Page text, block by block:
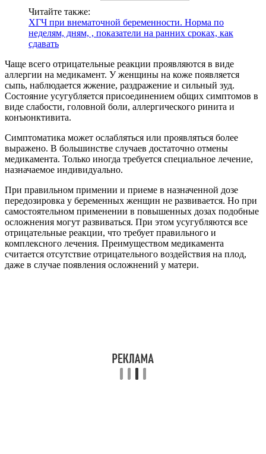
Читайте также:
ХГЧ при внематочной беременности. Норма по
неделям, дням, , показатели на ранних сроках, как
сдавать
Чаще всего отрицательные реакции проявляются в виде
аллергии на медикамент. У женщины на коже появляется
сыпь, наблюдается жжение, раздражение и сильный зуд.
Состояние усугубляется присоединением общих симптомов в
виде слабости, головной боли, аллергического ринита и
конъюнктивита.
Симптоматика может ослабляться или проявляться более
выражено. В большинстве случаев достаточно отмены
медикамента. Только иногда требуется специальное лечение,
назначаемое индивидуально.
При правильном примении и приеме в назначенной дозе
передозировка у беременных женщин не развивается. Но при
самостоятельном применении в повышенных дозах подобные
осложнения могут развиваться. При этом усугубляются все
отрицательные реакции, что требует правильного и
комплексного лечения. Преимуществом медикамента
считается отсутствие отрицательного воздействия на плод,
даже в случае появления осложнений у матери.